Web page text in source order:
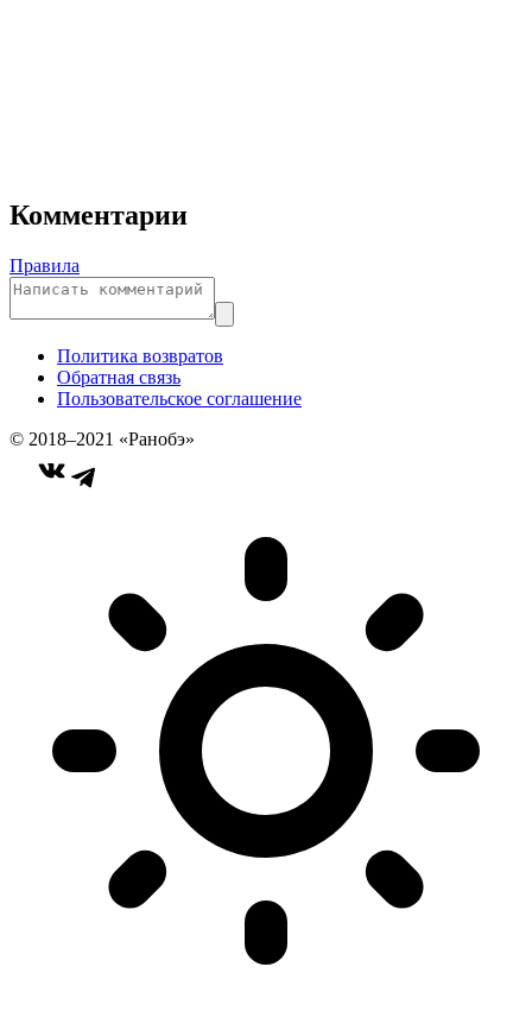
Комментарии
Правила
Политика возвратов
Обратная связь
Пользовательское соглашение
© 2018–2021 «Ранобэ»